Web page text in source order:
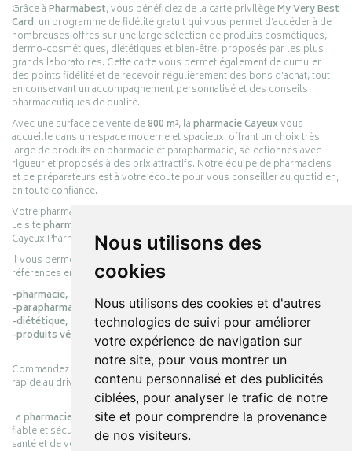
Nous utilisons des
cookies
Nous utilisons des cookies et d'autres
technologies de suivi pour améliorer
votre expérience de navigation sur
notre site, pour vous montrer un
contenu personnalisé et des publicités
ciblées, pour analyser le trafic de notre
site et pour comprendre la provenance
de nos visiteurs.
Grâce àPharmabest, vous bénéficiez de la carte privilègeMy Very Best
Card, un programme de fidélité gratuit qui vous permet d’accéder à de
nombreuses offres sur une large sélection de produits cosmétiques,
dermo-cosmétiques, diététiques et bien-être, proposés par les plus
grands laboratoires. Cette carte vous permet également de cumuler
des points fidélité et de recevoir régulièrement des bons d’achat, tout
en conservant un accompagnement personnalisé et des conseils
pharmaceutiques de qualité.
Avec une surface de vente de800 m², lapharmacie Cayeuxvous
accueille dans un espace moderne et spacieux, offrant un choix très
large de produits en pharmacie et parapharmacie, sélectionnés avec
rigueur et proposés à des prix attractifs. Notre équipe de pharmaciens
et de préparateurs est à votre écoute pour vous conseiller au quotidien,
en toute confiance.
Votre pharmacie en ligne :
Le sitepharmacie-cayeux.fr
Cayeux Pharmabest Berck-sur-Mer – Rang-du-Fliers.
Il vous permet de réaliser vos achats en ligne parmi des milliers de
références en :
-pharmacie,
-parapharmacie,
-diététique,
-produits vétérinaires.
Commandez simplement vos produits en ligne et choisissez le retrait
rapide au drive ou la livraison à domicile, en toute simplicité.
Lapharmacie Cayeuxs’engage à vous offrir une expérience pratique,
fiable et sécurisée, en officine comme en ligne, au service de votre
santé et de votre bien-être.